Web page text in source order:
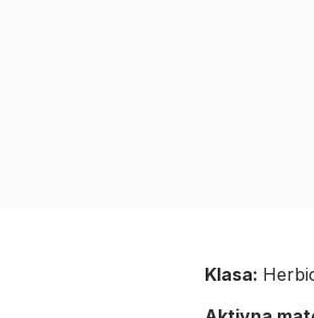
Klasa: